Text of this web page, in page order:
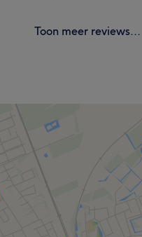
Toon meer reviews...